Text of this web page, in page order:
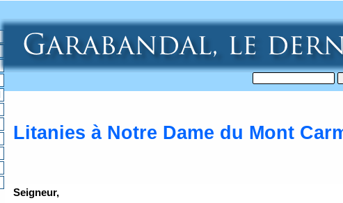
Litanies à Notre Dame du Mont
Seigneur,